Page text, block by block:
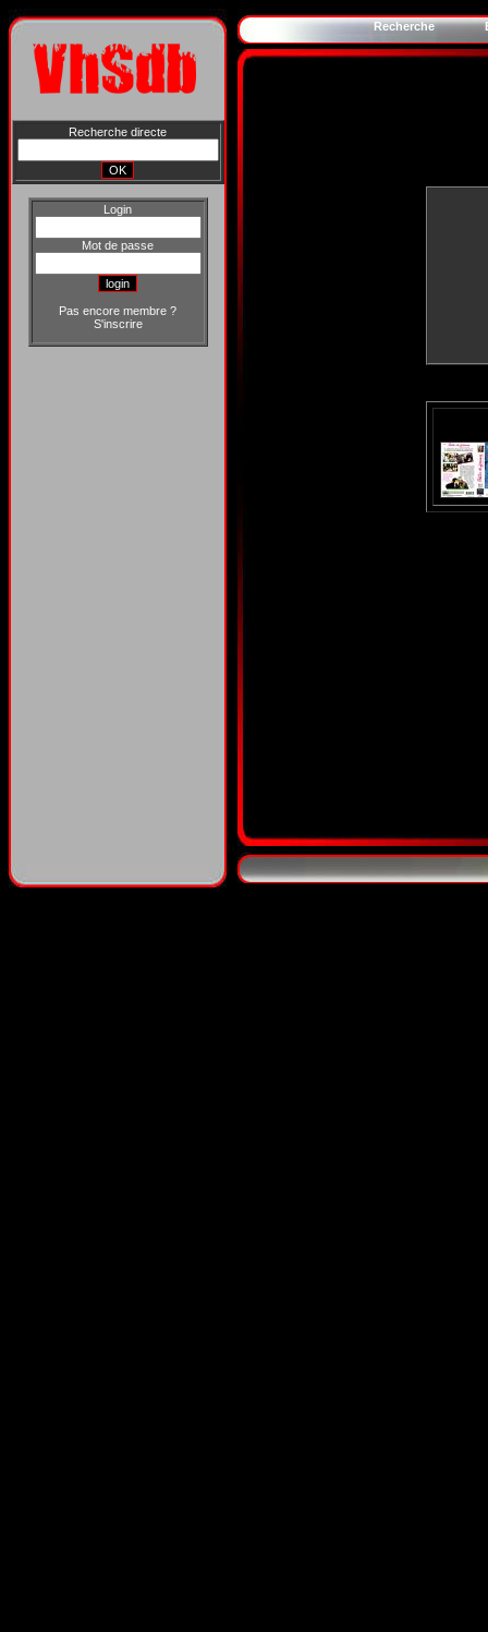
Recherche directe
Login
Mot de passe
Pas encore membre ?
S'inscrire
Recherche